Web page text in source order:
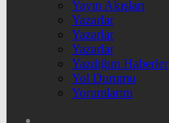
Yayın Akışları
Yazarlar
Yazarlar
Yazarlar
Yazdığım Haberler
Yol Durumu
Yorumlarım